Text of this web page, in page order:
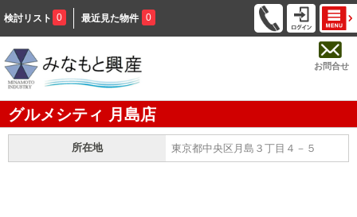
検討リスト 0 最近見た物件 0
お問合せ
グルメシティ 月島店
所在地 東京都中央区月島３丁目４－５